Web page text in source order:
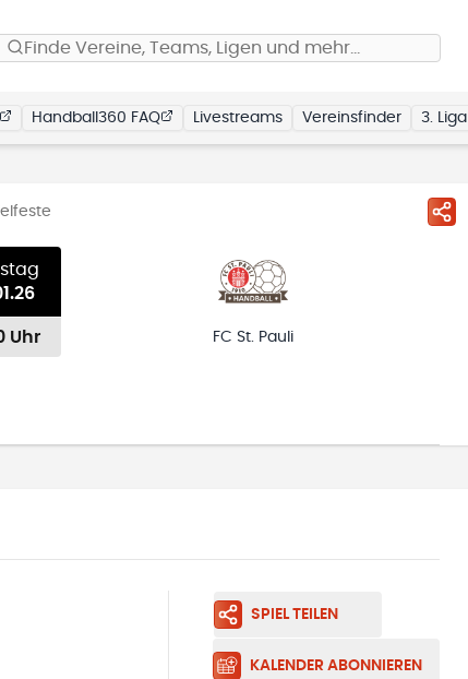
Finde Vereine, Teams, Ligen und mehr…
Handball360 FAQ Livestreams Vereinsfinder 3. Liga
Uhr FC St. Pauli
SPIEL TEILEN
KALENDER ABONNIEREN